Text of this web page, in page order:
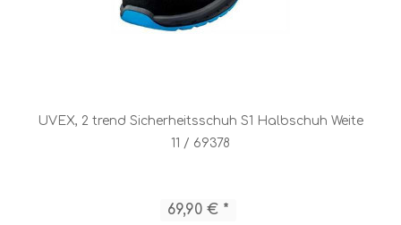
UVEX, 2 trend Sicherheitsschuh S1 Halbschuh Weite
11 / 69378
69,90 € *